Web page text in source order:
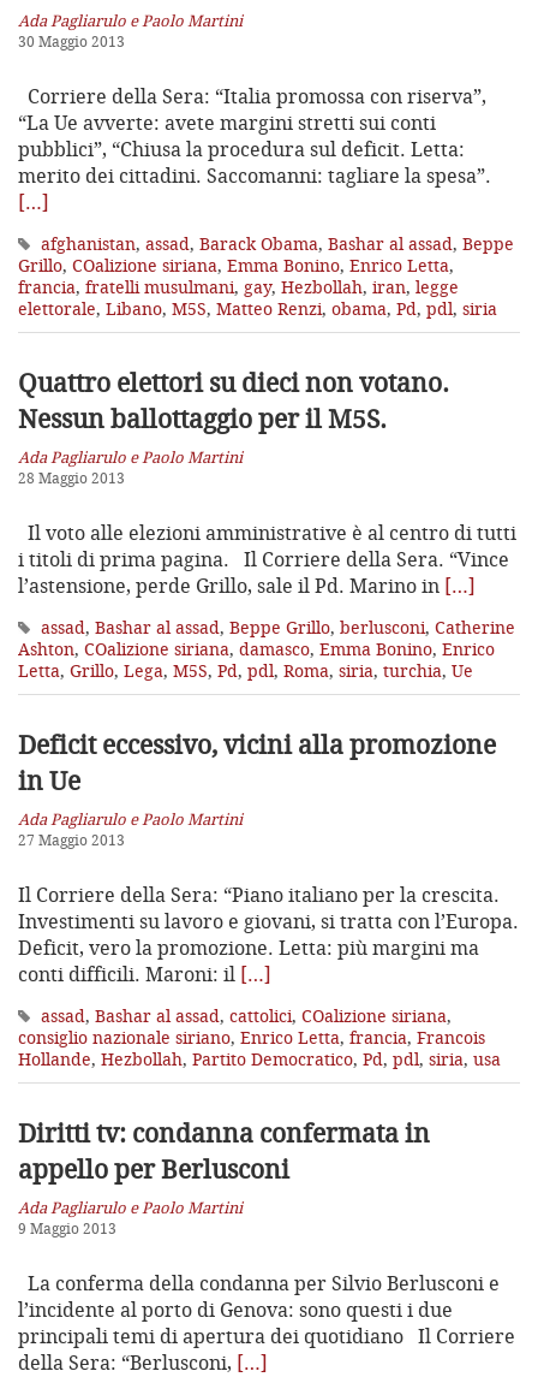
Ada Pagliarulo e Paolo Martini
30 Maggio 2013
Corriere della Sera: “Italia promossa con riserva”,
“La Ue avverte: avete margini stretti sui conti
pubblici”, “Chiusa la procedura sul deficit. Letta:
merito dei cittadini. Saccomanni: tagliare la spesa”.
[…]
afghanistan, assad, Barack Obama, Bashar al assad, Beppe
Grillo, COalizione siriana, Emma Bonino, Enrico Letta,
francia, fratelli musulmani, gay, Hezbollah, iran, legge
elettorale, Libano, M5S, Matteo Renzi, obama, Pd, pdl, siria
Quattro elettori su dieci non votano.
Nessun ballottaggio per il M5S.
Ada Pagliarulo e Paolo Martini
28 Maggio 2013
Il voto alle elezioni amministrative è al centro di tutti
i titoli di prima pagina. Il Corriere della Sera. “Vince
l’astensione, perde Grillo, sale il Pd. Marino in […]
assad, Bashar al assad, Beppe Grillo, berlusconi, Catherine
Ashton, COalizione siriana, damasco, Emma Bonino, Enrico
Letta, Grillo, Lega, M5S, Pd, pdl, Roma, siria, turchia, Ue
Deficit eccessivo, vicini alla promozione
in Ue
Ada Pagliarulo e Paolo Martini
27 Maggio 2013
Il Corriere della Sera: “Piano italiano per la crescita.
Investimenti su lavoro e giovani, si tratta con l’Europa.
Deficit, vero la promozione. Letta: più margini ma
conti difficili. Maroni: il […]
assad, Bashar al assad, cattolici, COalizione siriana,
consiglio nazionale siriano, Enrico Letta, francia, Francois
Hollande, Hezbollah, Partito Democratico, Pd, pdl, siria, usa
Diritti tv: condanna confermata in
appello per Berlusconi
Ada Pagliarulo e Paolo Martini
9 Maggio 2013
La conferma della condanna per Silvio Berlusconi e
l’incidente al porto di Genova: sono questi i due
principali temi di apertura dei quotidiano Il Corriere
della Sera: “Berlusconi, […]